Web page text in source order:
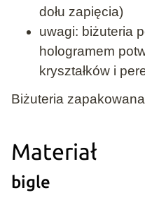
dołu zapięcia)
uwagi: biżuteria
hologramem
kryształków i
Biżuteria
Materiał
bigle